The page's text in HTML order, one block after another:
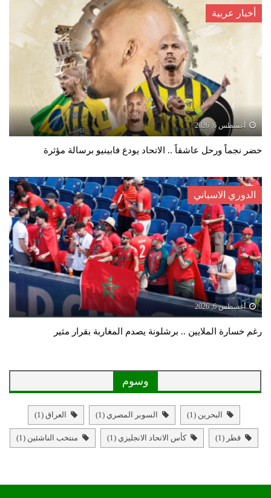
أخبار عربية
أغسطس 6, 2026
حضر نجماً ورحل عاشقاً .. الاتحاد يودع فابينيو برسالة مؤثرة
الدوري الاسباني
أغسطس 6, 2026
رغم خسارة الملايين .. برشلونة يصدم المغاربة بقرار مثير
وسوم
البحرين (1) السوبر المصري (1) العراق (1)
قطر (1) كأس الاتحاد الانجليزي (1) منتخب الناشئين (1)